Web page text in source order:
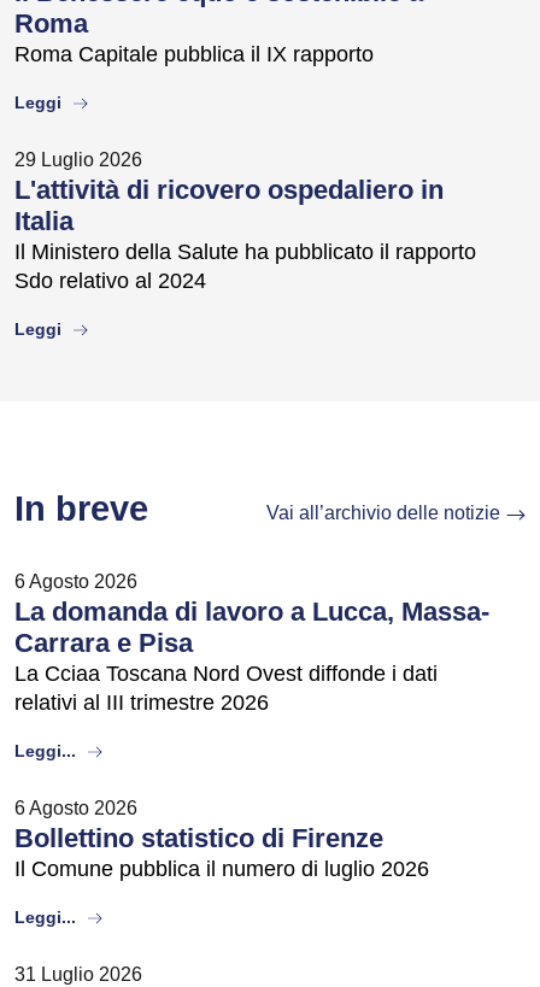
Roma
Roma Capitale pubblica il IX rapporto
Leggi about
29 Luglio 2026
L'attività di ricovero ospedaliero in
Italia
Il Ministero della Salute ha pubblicato il rapporto
Sdo relativo al 2024
Leggi about
In breve Vai all’archivio delle notizie
6 Agosto 2026
La domanda di lavoro a Lucca, Massa-
Carrara e Pisa
La Cciaa Toscana Nord Ovest diffonde i dati
relativi al III trimestre 2026
Leggi... about
6 Agosto 2026
Bollettino statistico di Firenze
Il Comune pubblica il numero di luglio 2026
Leggi... about
31 Luglio 2026